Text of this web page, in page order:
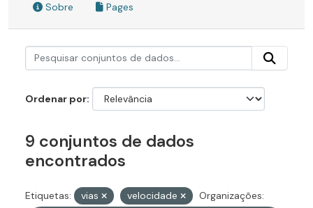
Sobre Pages
Ordenar por
9 conjuntos de dados
encontrados
Etiquetas: vias velocidade
Organizações: